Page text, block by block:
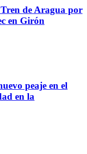
de Aragua por
en Girón
peaje en el
en la